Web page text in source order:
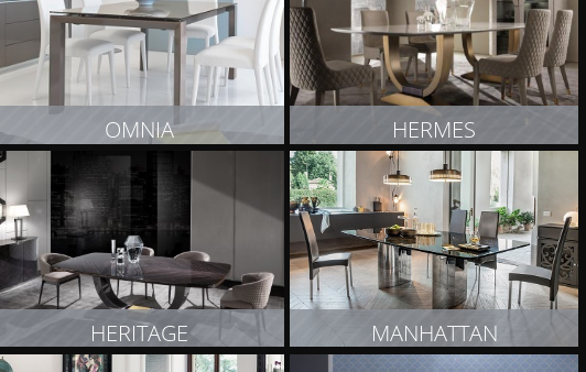
OMNIA
ZOBACZ PRODUKT
HERMES
ZOBACZ PRODUKT
HERITAGE MANHATTAN